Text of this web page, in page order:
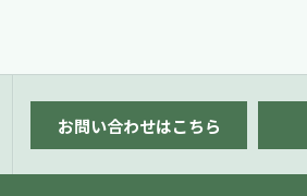
お問い合わせはこちら